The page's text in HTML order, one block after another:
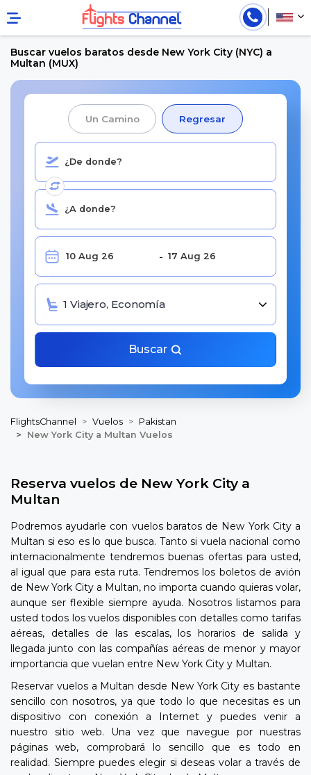
Buscar vuelos baratos desde New York City (NYC) a
Multan (MUX)
Un Camino Regresar
1 Viajero, Economía
Buscar
FlightsChannel Vuelos
Pakistan
New York City a Multan Vuelos
Reserva vuelos de New York City a
Multan
Podremos ayudarle con vuelos baratos de New York City a
Multan si eso es lo que busca. Tanto si vuela nacional como
internacionalmente tendremos buenas ofertas para usted,
al igual que para esta ruta. Tendremos los boletos de avión
de New York City a Multan, no importa cuando quieras volar,
aunque ser flexible siempre ayuda. Nosotros listamos para
usted todos los vuelos disponibles con detalles como tarifas
aéreas, detalles de las escalas, los horarios de salida y
llegada junto con las compañías aéreas de menor y mayor
importancia que vuelan entre New York City y Multan.
Reservar vuelos a Multan desde New York City es bastante
sencillo con nosotros, ya que todo lo que necesitas es un
dispositivo con conexión a Internet y puedes venir a
nuestro sitio web. Una vez que navegue por nuestras
páginas web, comprobará lo sencillo que es todo en
realidad. Siempre puedes elegir si deseas volar a través de